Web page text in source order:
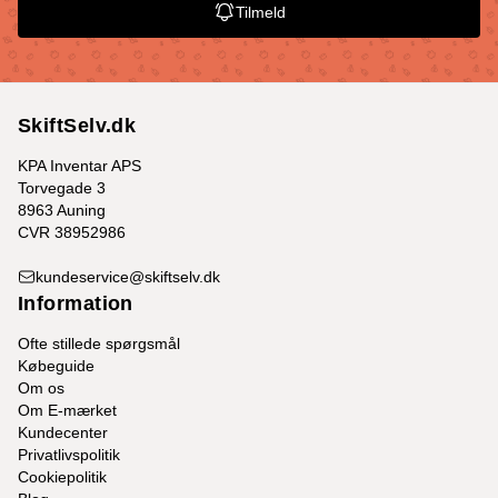
Tilmeld
SkiftSelv.dk
KPA Inventar APS
Torvegade 3
8963 Auning
CVR 38952986
kundeservice@skiftselv.dk
Information
Ofte stillede spørgsmål
Købeguide
Om os
Om E-mærket
Kundecenter
Privatlivspolitik
Cookiepolitik